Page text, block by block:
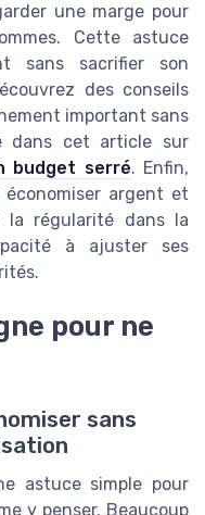
une marge pour
Cette astuce
sans sacrifier son
des conseils
important sans
dans cet article sur
budget serré. Enfin,
argent et
la régularité dans la
à ajuster ses
pour ne
sans
astuce simple pour
y penser. Beaucoup